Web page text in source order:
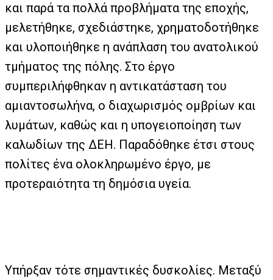
και παρά τα πολλά προβλήματα της εποχής,
μελετήθηκε, σχεδιάστηκε, χρηματοδοτήθηκε
και υλοποιήθηκε η ανάπλαση του ανατολικού
τμήματος της πόλης. Στο έργο
συμπεριλήφθηκαν η αντικατάσταση του
αμιαντοσωλήνα, ο διαχωρισμός ομβρίων και
λυμάτων, καθώς και η υπογειοποίηση των
καλωδίων της ΔΕΗ. Παραδόθηκε έτσι στους
πολίτες ένα ολοκληρωμένο έργο, με
προτεραιότητα τη δημόσια υγεία.
Υπήρξαν τότε σημαντικές δυσκολίες. Μεταξύ